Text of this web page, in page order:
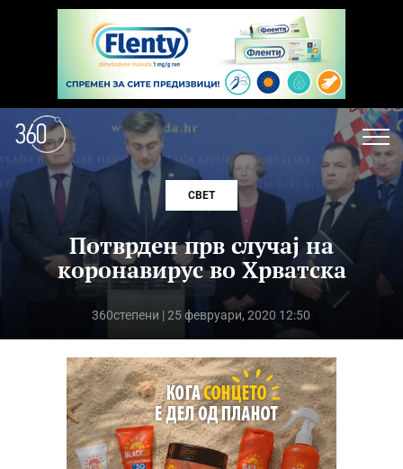
СВЕТ
Потврден прв случај на
коронавирус во Хрватска
360степени | 25 февруари, 2020 12:50